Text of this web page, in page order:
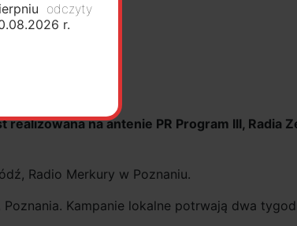
na antenie PR Program III, Radia
Radio Merkury w Poznaniu.
Kampanie lokalne potrwają dwa
odczyty
r.